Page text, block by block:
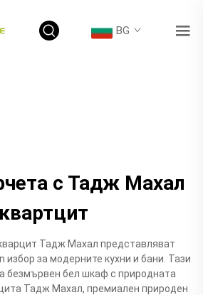
BG
с Тадж Махал
квартцит
Тадж Махал представляват
за модерните кухни и бани. Тази
безмървен бел шкаф с природната
Тадж Махал, премиален природен